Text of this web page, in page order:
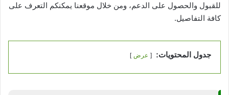
للقبول والحصول على الدعم، ومن خلال موقعنا يمكنكم التعرف على
كافة التفاصيل.
جدول المحتويات: عرض